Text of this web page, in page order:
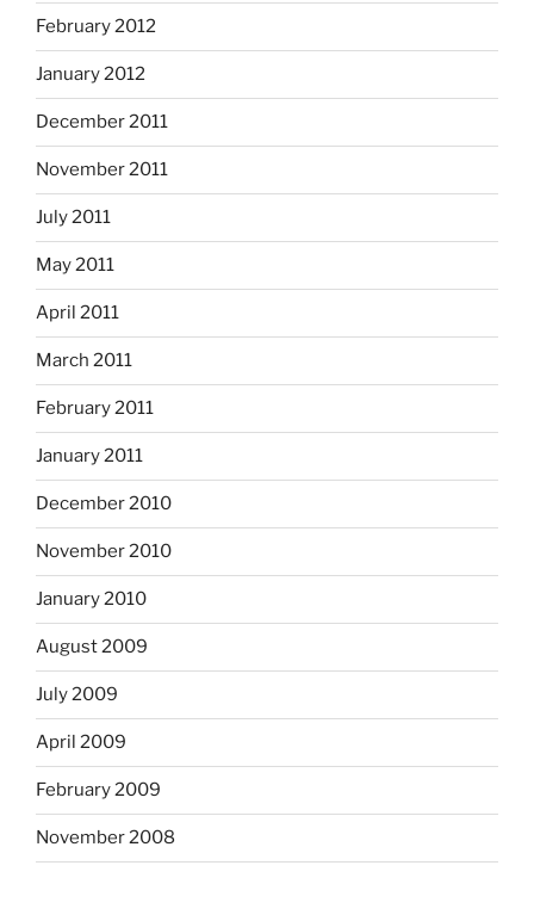
February 2012
January 2012
December 2011
November 2011
July 2011
May 2011
April 2011
March 2011
February 2011
January 2011
December 2010
November 2010
January 2010
August 2009
July 2009
April 2009
February 2009
November 2008